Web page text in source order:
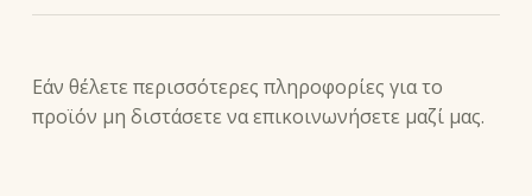
Εάν θέλετε περισσότερες πληροφορίες για το
προϊόν μη διστάσετε να επικοινωνήσετε μαζί μας.